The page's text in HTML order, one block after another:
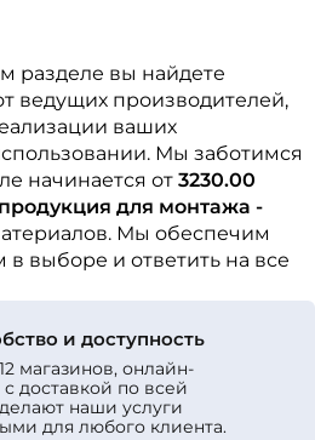
разделе вы найдете
ведущих производителей,
ваших
Мы заботимся
начинается от 3230.00
для монтажа -
Мы обеспечим
выборе и ответить на все
и доступность
магазинов, онлайн-
с доставкой по всей
наши услуги
для любого клиента.